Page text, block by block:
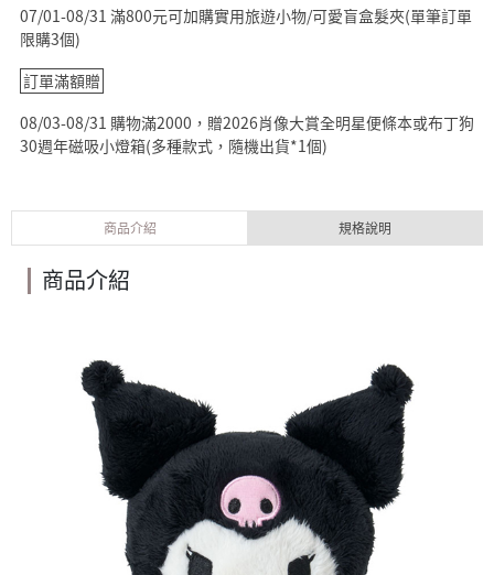
07/01-08/31 滿800元可加購實用旅遊小物/可愛盲盒髮夾(單筆訂單
限購3個)
訂單滿額贈
08/03-08/31 購物滿2000，贈2026肖像大賞全明星便條本或布丁狗
30週年磁吸小燈箱(多種款式，隨機出貨*1個)
商品介紹 規格說明
商品介紹